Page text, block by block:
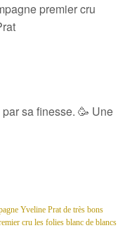
premier cru
sa finesse. 🥳 Une
Yveline Prat de très bons
cru les folies blanc de blancs